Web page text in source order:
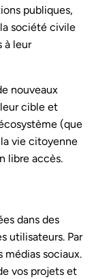
publiques,
société civile
à leur
nouveaux
cible et
(que
vie citoyenne
libre accès.
dans des
utilisateurs. Par
médias sociaux.
vos projets et